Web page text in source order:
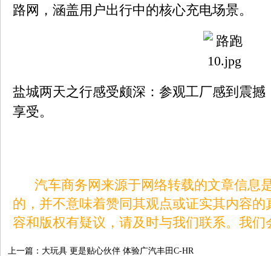
路网，涵盖用户出行中的核心充电场景。
盐城两天之行感受颇深：参观工厂感到震
享受。
汽车商务网来源于网络转载的文章信息
的，并不意味着赞同其观点或证实其内容
容和版权有疑议，请及时与我们联系。我
上一篇： 大玩具 更是贴心伙伴 体验广汽丰田C-HR